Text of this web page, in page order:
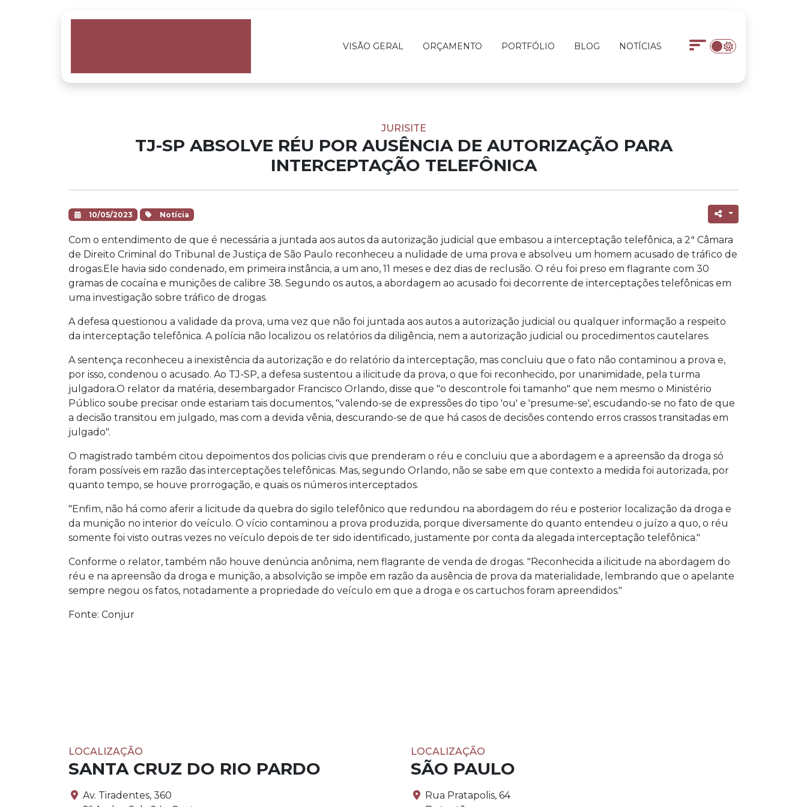
VISÃO GERAL ORÇAMENTO PORTFÓLIO BLOG NOTÍCIAS
JURISITE
TJ-SP ABSOLVE RÉU POR AUSÊNCIA DE AUTORIZAÇÃO PARA
INTERCEPTAÇÃO TELEFÔNICA
10/05/2023 Notícia
Com o entendimento de que é necessária a juntada aos autos da autorização judicial que embasou a interceptação telefônica, a 2ª Câmara
de Direito Criminal do Tribunal de Justiça de São Paulo reconheceu a nulidade de uma prova e absolveu um homem acusado de tráfico de
drogas.Ele havia sido condenado, em primeira instância, a um ano, 11 meses e dez dias de reclusão. O réu foi preso em flagrante com 30
gramas de cocaína e munições de calibre 38. Segundo os autos, a abordagem ao acusado foi decorrente de interceptações telefônicas em
uma investigação sobre tráfico de drogas.
A defesa questionou a validade da prova, uma vez que não foi juntada aos autos a autorização judicial ou qualquer informação a respeito
da interceptação telefônica. A polícia não localizou os relatórios da diligência, nem a autorização judicial ou procedimentos cautelares.
A sentença reconheceu a inexistência da autorização e do relatório da interceptação, mas concluiu que o fato não contaminou a prova e,
por isso, condenou o acusado. Ao TJ-SP, a defesa sustentou a ilicitude da prova, o que foi reconhecido, por unanimidade, pela turma
julgadora.O relator da matéria, desembargador Francisco Orlando, disse que "o descontrole foi tamanho" que nem mesmo o Ministério
Público soube precisar onde estariam tais documentos, "valendo-se de expressões do tipo 'ou' e 'presume-se', escudando-se no fato de que
a decisão transitou em julgado, mas com a devida vênia, descurando-se de que há casos de decisões contendo erros crassos transitadas em
julgado".
O magistrado também citou depoimentos dos policias civis que prenderam o réu e concluiu que a abordagem e a apreensão da droga só
foram possíveis em razão das interceptações telefônicas. Mas, segundo Orlando, não se sabe em que contexto a medida foi autorizada, por
quanto tempo, se houve prorrogação, e quais os números interceptados.
"Enfim, não há como aferir a licitude da quebra do sigilo telefônico que redundou na abordagem do réu e posterior localização da droga e
da munição no interior do veículo. O vício contaminou a prova produzida, porque diversamente do quanto entendeu o juízo a quo, o réu
somente foi visto outras vezes no veículo depois de ter sido identificado, justamente por conta da alegada interceptação telefônica."
Conforme o relator, também não houve denúncia anônima, nem flagrante de venda de drogas. "Reconhecida a ilicitude na abordagem do
réu e na apreensão da droga e munição, a absolvição se impõe em razão da ausência de prova da materialidade, lembrando que o apelante
sempre negou os fatos, notadamente a propriedade do veículo em que a droga e os cartuchos foram apreendidos."
Fonte: Conjur
LOCALIZAÇÃO
SANTA CRUZ DO RIO PARDO
Av. Tiradentes, 360
LOCALIZAÇÃO
SÃO PAULO
Rua Pratapolis, 64